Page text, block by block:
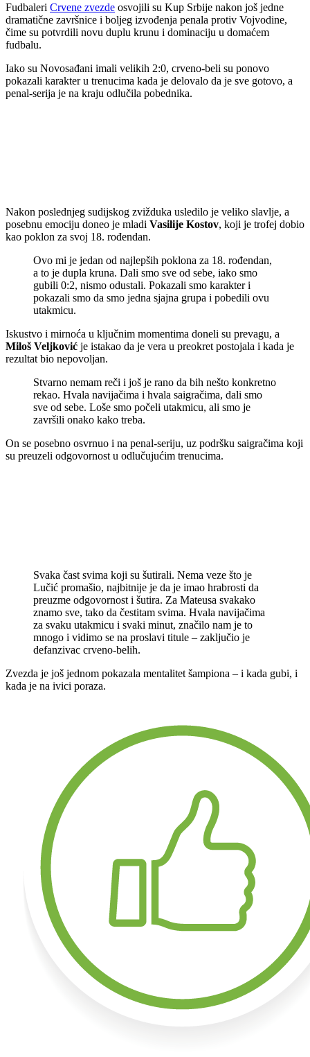
Fudbaleri Crvene zvezde osvojili su Kup Srbije nakon još jedne
dramatične završnice i boljeg izvođenja penala protiv Vojvodine,
čime su potvrdili novu duplu krunu i dominaciju u domaćem
fudbalu.
Iako su Novosađani imali velikih 2:0, crveno-beli su ponovo
pokazali karakter u trenucima kada je delovalo da je sve gotovo, a
penal-serija je na kraju odlučila pobednika.
Nakon poslednjeg sudijskog zvižduka usledilo je veliko slavlje, a
posebnu emociju doneo je mladi Vasilije Kostov, koji je trofej dobio
kao poklon za svoj 18. rođendan.
Ovo mi je jedan od najlepših poklona za 18. rođendan,
a to je dupla kruna. Dali smo sve od sebe, iako smo
gubili 0:2, nismo odustali. Pokazali smo karakter i
pokazali smo da smo jedna sjaјna grupa i pobedili ovu
utakmicu.
Iskustvo i mirnoća u ključnim momentima doneli su prevagu, a
Miloš Veljković je istakao da je vera u preokret postojala i kada je
rezultat bio nepovoljan.
Stvarno nemam reči i još je rano da bih nešto konkretno
rekao. Hvala navijačima i hvala saigračima, dali smo
sve od sebe. Loše smo počeli utakmicu, ali smo je
završili onako kako treba.
On se posebno osvrnuo i na penal-seriju, uz podršku saigračima koji
su preuzeli odgovornost u odlučujućim trenucima.
Svaka čast svima koji su šutirali. Nema veze što je
Lučić promašio, najbitnije je da je imao hrabrosti da
preuzme odgovornost i šutira. Za Mateusa svakako
znamo sve, tako da čestitam svima. Hvala navijačima
za svaku utakmicu i svaki minut, značilo nam je to
mnogo i vidimo se na proslavi titule – zaključio je
defanzivac crveno-belih.
Zvezda je još jednom pokazala mentalitet šampiona – i kada gubi, i
kada je na ivici poraza.